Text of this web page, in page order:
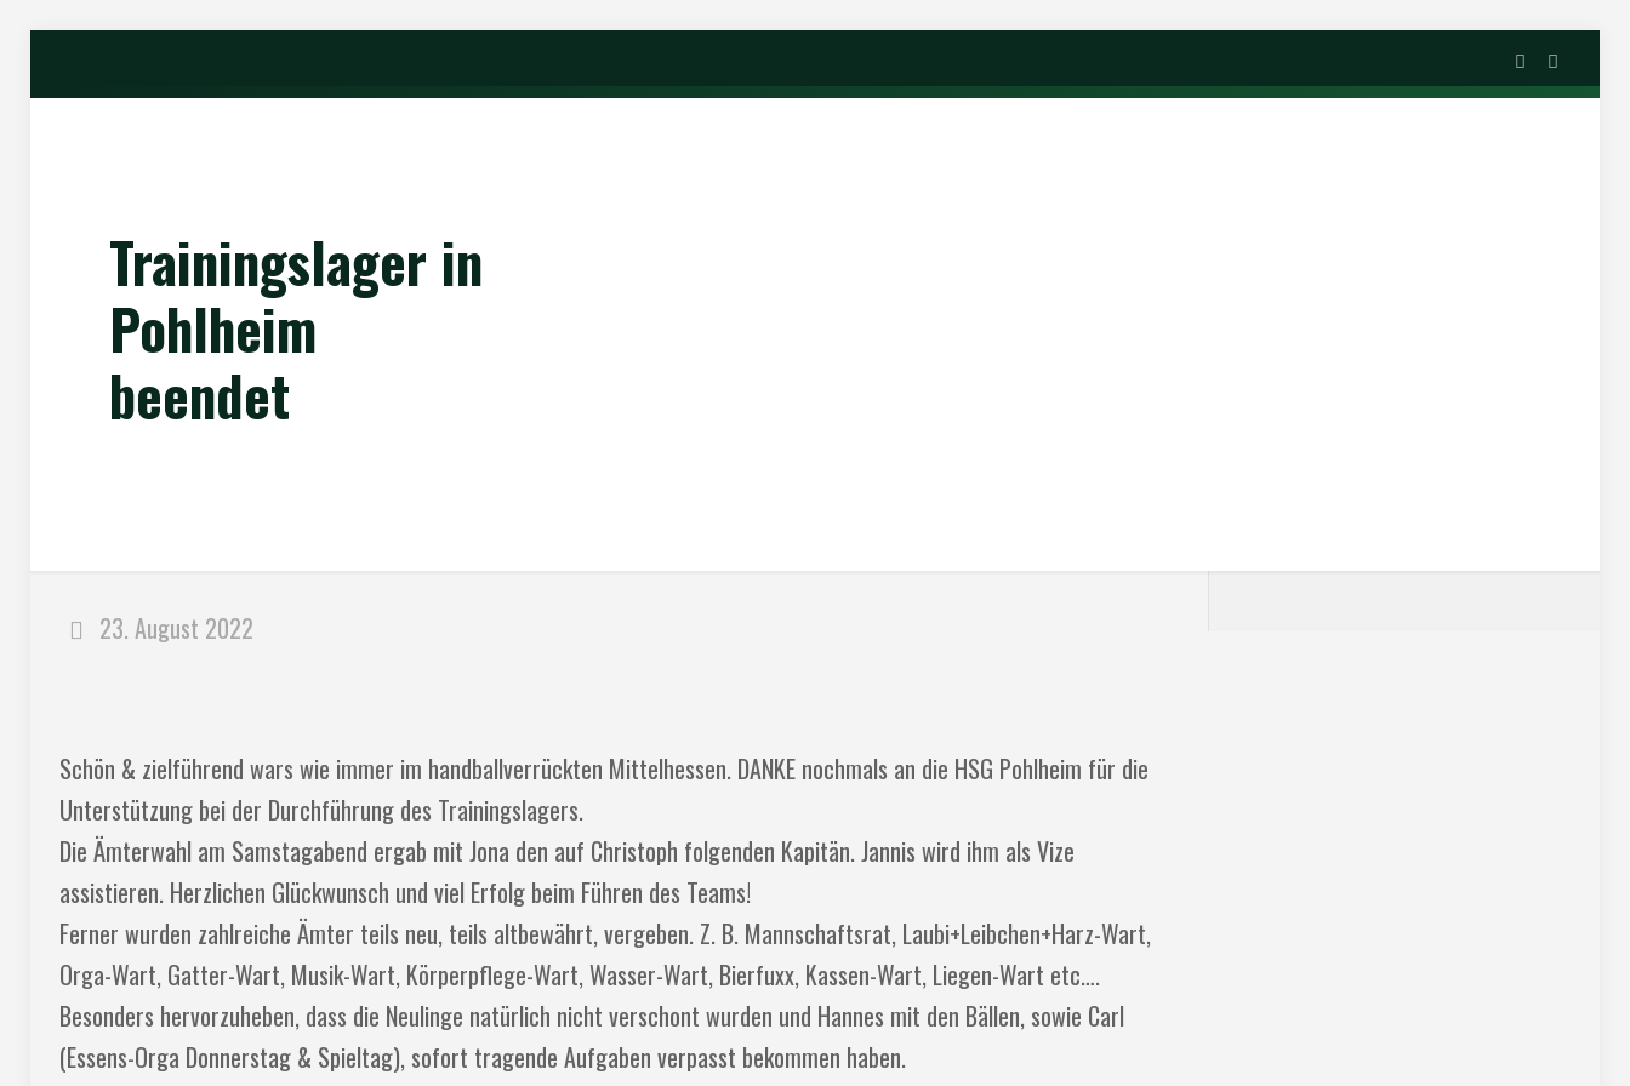
Trainingslager in
Pohlheim
beendet
23. August 2022
Schön & zielführend wars wie immer im handballverrückten Mittelhessen. DANKE nochmals an die HSG Pohlheim für die
Unterstützung bei der Durchführung des Trainingslagers.
Die Ämterwahl am Samstagabend ergab mit Jona den auf Christoph folgenden Kapitän. Jannis wird ihm als Vize
assistieren. Herzlichen Glückwunsch und viel Erfolg beim Führen des Teams!
Ferner wurden zahlreiche Ämter teils neu, teils altbewährt, vergeben. Z. B. Mannschaftsrat, Laubi+Leibchen+Harz-Wart,
Orga-Wart, Gatter-Wart, Musik-Wart, Körperpflege-Wart, Wasser-Wart, Bierfuxx, Kassen-Wart, Liegen-Wart etc….
Besonders hervorzuheben, dass die Neulinge natürlich nicht verschont wurden und Hannes mit den Bällen, sowie Carl
(Essens-Orga Donnerstag & Spieltag), sofort tragende Aufgaben verpasst bekommen haben.